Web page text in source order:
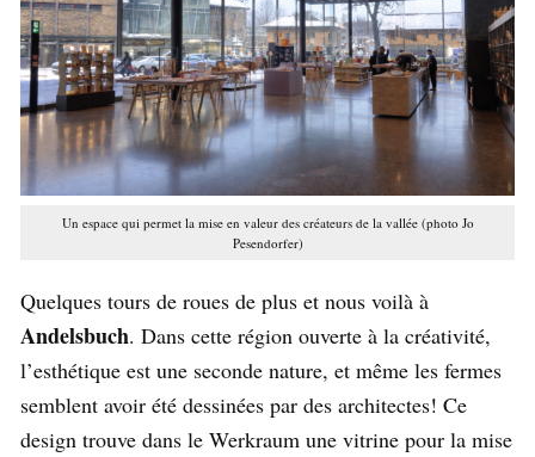
Un espace qui permet la mise en valeur des créateurs de la vallée (photo Jo
Pesendorfer)
Quelques tours de roues de plus et nous voilà à
Andelsbuch. Dans cette région ouverte à la créativité,
l’esthétique est une seconde nature, et même les fermes
semblent avoir été dessinées par des architectes! Ce
design trouve dans le Werkraum une vitrine pour la mise